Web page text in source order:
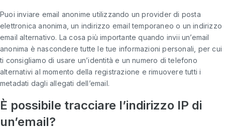
Puoi inviare email anonime utilizzando un provider di posta
elettronica anonima, un indirizzo email temporaneo o un indirizzo
email alternativo. La cosa più importante quando invii un’email
anonima è nascondere tutte le tue informazioni personali, per cui
ti consigliamo di usare un’identità e un numero di telefono
alternativi al momento della registrazione e rimuovere tutti i
metadati dagli allegati dell’email.
È possibile tracciare l’indirizzo IP di
un’email?